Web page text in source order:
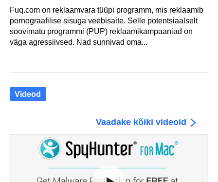
Fuq.com on reklaamvara tüüpi programm, mis reklaamib
pornograafilise sisuga veebisaite. Selle potentsiaalselt
soovimatu programmi (PUP) reklaamikampaaniad on
väga agressiivsed. Nad sunnivad oma...
Videod
Vaadake kõiki videoid